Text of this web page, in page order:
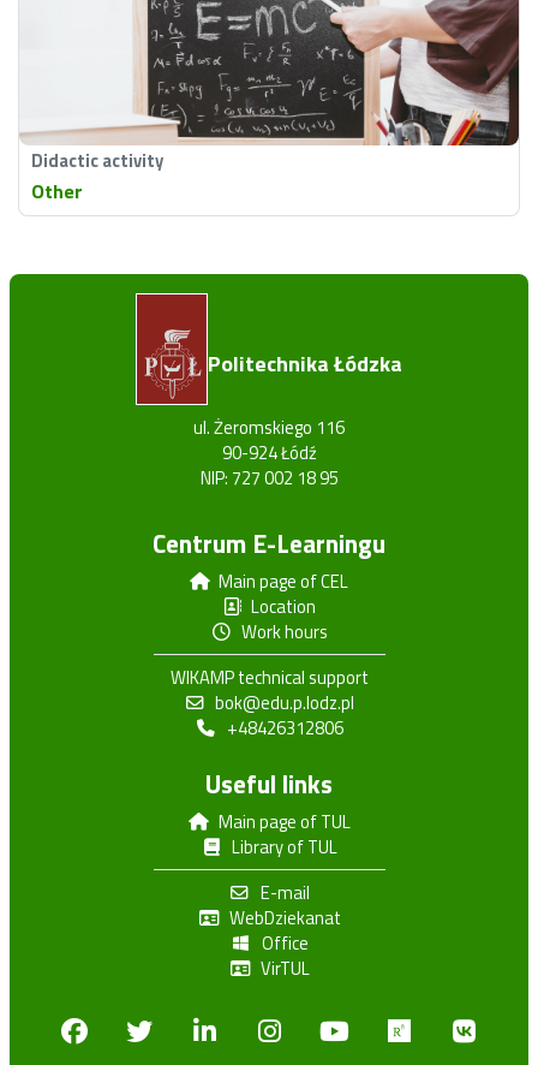
Didactic activity
Other
Politechnika Łódzka
ul. Żeromskiego 116
90-924 Łódź
NIP: 727 002 18 95
Centrum E-Learningu
Main page of CEL
Location
Work hours
WIKAMP technical support
bok@edu.p.lodz.pl
+48426312806
Useful links
Main page of TUL
Library of TUL
E-mail
WebDziekanat
Office
VirTUL
FacebookTwitterLinkedinInstagram
Youtube